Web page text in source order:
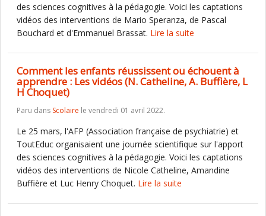
des sciences cognitives à la pédagogie. Voici les captations
vidéos des interventions de Mario Speranza, de Pascal
Bouchard et d'Emmanuel Brassat. Lire la suite
Comment les enfants réussissent ou échouent à
apprendre : Les vidéos (N. Catheline, A. Buffière, L
H Choquet)
Paru dans Scolaire le vendredi 01 avril 2022.
Le 25 mars, l'AFP (Association française de psychiatrie) et
ToutEduc organisaient une journée scientifique sur l'apport
des sciences cognitives à la pédagogie. Voici les captations
vidéos des interventions de Nicole Catheline, Amandine
Buffière et Luc Henry Choquet. Lire la suite